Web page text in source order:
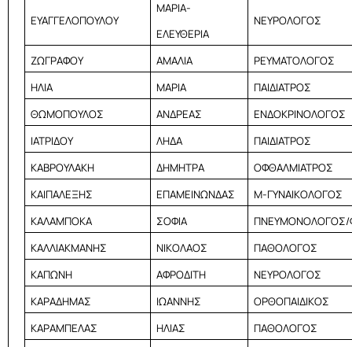
ΕΥΑΓΓΕΛΟΠΟΥΛΟΥ
ΜΑΡΙΑ-
ΕΛΕΥΘΕΡΙΑ
ΝΕΥΡΟΛΟΓΟΣ
ΖΩΓΡΑΦΟΥ ΑΜΑΛΙΑ
ΡΕΥΜΑΤΟΛΟΓΟΣ
ΗΛΙΑ
ΜΑΡΙΑ
ΠΑΙΔΙΑΤΡΟΣ
ΘΩΜΟΠΟΥΛΟΣ
ΑΝΔΡΕΑΣ
ΕΝΔΟΚΡΙΝΟΛΟΓΟΣ
ΙΑΤΡΙΔΟΥ
ΛΗΔΑ
ΠΑΙΔΙΑΤΡΟΣ
ΚΑΒΡΟΥΛΑΚΗ
ΔΗΜΗΤΡΑ
ΟΦΘΑΛΜΙΑΤΡΟΣ
ΚΑΙΠΑΛΕΞΗΣ
ΕΠΑΜΕΙΝΩΝΔΑΣ
Μ-ΓΥΝΑΙΚΟΛΟΓΟΣ
ΚΑΛΑΜΠΟΚΑ
ΣΟΦΙΑ
ΠΝΕΥΜΟΝΟΛΟΓΟΣ/
ΚΑΛΛΙΑΚΜΑΝΗΣ
ΝΙΚΟΛΑΟΣ
ΠΑΘΟΛΟΓΟΣ
ΚΑΠΩΝΗ
ΑΦΡΟΔΙΤΗ
ΝΕΥΡΟΛΟΓΟΣ
ΚΑΡΑΔΗΜΑΣ
ΙΩΑΝΝΗΣ
ΟΡΘΟΠΑΙΔΙΚΟΣ
ΚΑΡΑΜΠΕΛΑΣ
ΗΛΙΑΣ
ΠΑΘΟΛΟΓΟΣ